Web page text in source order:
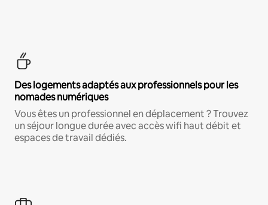
Des logements adaptés aux professionnels pour les
nomades numériques
Vous êtes un professionnel en déplacement ? Trouvez
un séjour longue durée avec accès wifi haut débit et
espaces de travail dédiés.